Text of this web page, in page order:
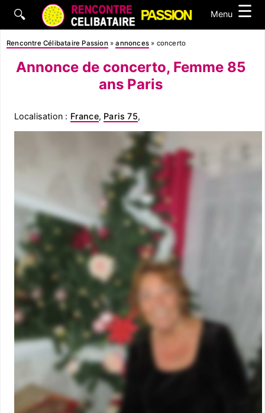
🔍 Menu ☰
Rencontre Célibataire Passion »annonces » concerto
Annonce de concerto, Femme 85
ans Paris
Localisation : France, Paris 75,